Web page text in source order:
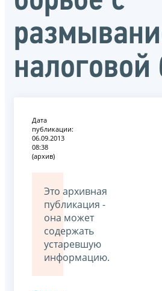
налоговой
Дата
публикации:
06.09.2013
08:38
(архив)
Это архивная
публикация -
она может
содержать
устаревшую
информацию.